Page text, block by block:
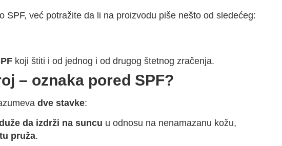
SPF, već potražite da li na proizvodu piše nešto od sledećeg:
koji štiti i od jednog i od drugog štetnog zračenja.
– oznaka pored SPF?
dve stavke:
da izdrži na suncu u odnosu na nenamazanu kožu,
pruža.